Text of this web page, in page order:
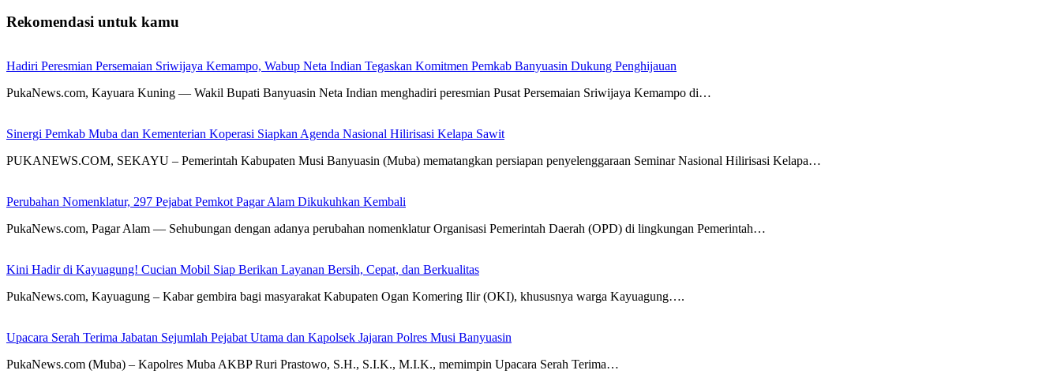
Rekomendasi untuk kamu
Hadiri Peresmian Persemaian Sriwijaya Kemampo, Wabup Neta Indian Tegaskan Komitmen Pemkab Banyuasin Dukung Penghijauan
PukaNews.com, Kayuara Kuning — Wakil Bupati Banyuasin Neta Indian menghadiri peresmian Pusat Persemaian Sriwijaya Kemampo di…
Sinergi Pemkab Muba dan Kementerian Koperasi Siapkan Agenda Nasional Hilirisasi Kelapa Sawit
PUKANEWS.COM, SEKAYU – Pemerintah Kabupaten Musi Banyuasin (Muba) mematangkan persiapan penyelenggaraan Seminar Nasional Hilirisasi Kelapa…
Perubahan Nomenklatur, 297 Pejabat Pemkot Pagar Alam Dikukuhkan Kembali
PukaNews.com, Pagar Alam — Sehubungan dengan adanya perubahan nomenklatur Organisasi Pemerintah Daerah (OPD) di lingkungan Pemerintah…
Kini Hadir di Kayuagung! Cucian Mobil Siap Berikan Layanan Bersih, Cepat, dan Berkualitas
PukaNews.com, Kayuagung – Kabar gembira bagi masyarakat Kabupaten Ogan Komering Ilir (OKI), khususnya warga Kayuagung….
Upacara Serah Terima Jabatan Sejumlah Pejabat Utama dan Kapolsek Jajaran Polres Musi Banyuasin
PukaNews.com (Muba) – Kapolres Muba AKBP Ruri Prastowo, S.H., S.I.K., M.I.K., memimpin Upacara Serah Terima…